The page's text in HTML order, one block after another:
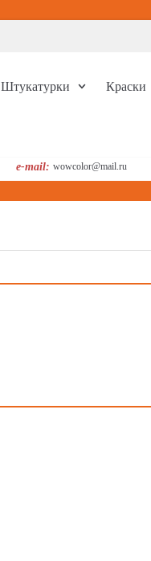
Штукатурки Краски
e-mail: wowcolor@mail.ru